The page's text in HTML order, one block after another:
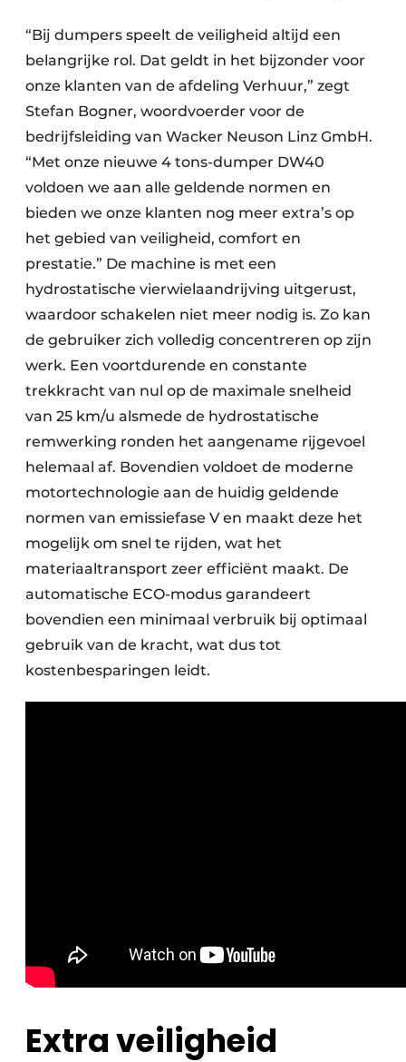
“Bij dumpers speelt de veiligheid altijd een
belangrijke rol. Dat geldt in het bijzonder voor
onze klanten van de afdeling Verhuur,” zegt
Stefan Bogner, woordvoerder voor de
bedrijfsleiding van Wacker Neuson Linz GmbH.
“Met onze nieuwe 4 tons-dumper DW40
voldoen we aan alle geldende normen en
bieden we onze klanten nog meer extra’s op
het gebied van veiligheid, comfort en
prestatie.” De machine is met een
hydrostatische vierwielaandrijving uitgerust,
waardoor schakelen niet meer nodig is. Zo kan
de gebruiker zich volledig concentreren op zijn
werk. Een voortdurende en constante
trekkracht van nul op de maximale snelheid
van 25 km/u alsmede de hydrostatische
remwerking ronden het aangename rijgevoel
helemaal af. Bovendien voldoet de moderne
motortechnologie aan de huidig geldende
normen van emissiefase V en maakt deze het
mogelijk om snel te rijden, wat het
materiaaltransport zeer efficiënt maakt. De
automatische ECO-modus garandeert
bovendien een minimaal verbruik bij optimaal
gebruik van de kracht, wat dus tot
kostenbesparingen leidt.
Extra veiligheid